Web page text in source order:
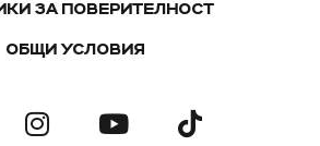
ЗА ПОВЕРИТЕЛНОСТ
ОБЩИ УСЛОВИЯ